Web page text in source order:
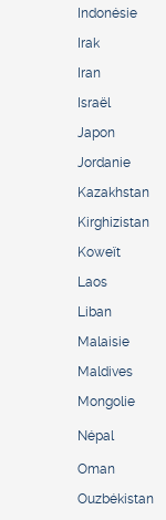
Indonésie
Irak
Iran
Israël
Japon
Jordanie
Kazakhstan
Kirghizistan
Koweït
Laos
Liban
Malaisie
Maldives
Mongolie
Népal
Oman
Ouzbékistan